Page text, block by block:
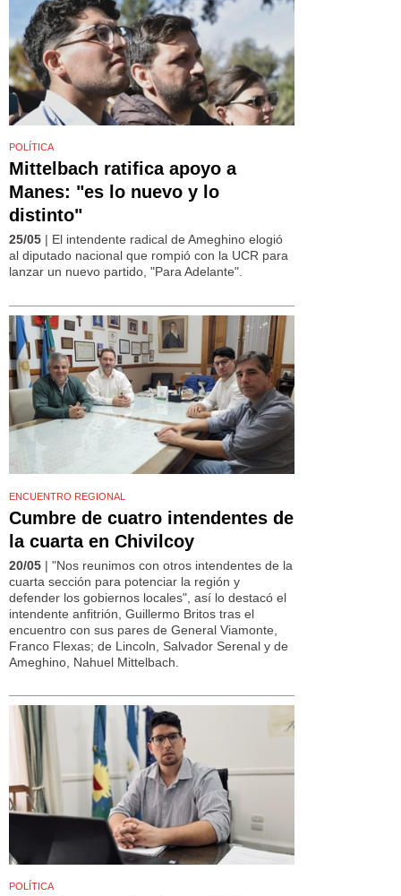
POLÍTICA
Mittelbach ratifica apoyo a
Manes: "es lo nuevo y lo
distinto"
25/05 | El intendente radical de Ameghino elogió
al diputado nacional que rompió con la UCR para
lanzar un nuevo partido, "Para Adelante".
ENCUENTRO REGIONAL
Cumbre de cuatro intendentes de
la cuarta en Chivilcoy
20/05 | "Nos reunimos con otros intendentes de la
cuarta sección para potenciar la región y
defender los gobiernos locales", así lo destacó el
intendente anfitrión, Guillermo Britos tras el
encuentro con sus pares de General Viamonte,
Franco Flexas; de Lincoln, Salvador Serenal y de
Ameghino, Nahuel Mittelbach.
POLÍTICA